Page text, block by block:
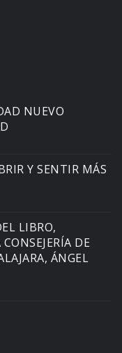
NUEVO
Y SENTIR MÁS
LIBRO,
DE
ÁNGEL